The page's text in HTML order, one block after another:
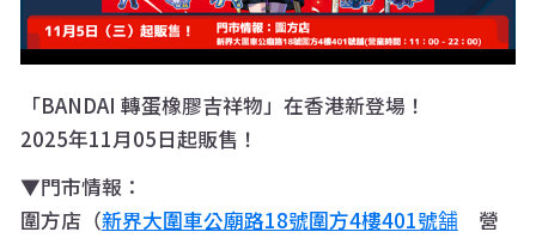
「BANDAI 轉蛋橡膠吉祥物」在香港新登場！
2025年11月05日起販售！
▼門市情報：
圍方店（新界大圍車公廟路18號圍方4樓401號舗 營